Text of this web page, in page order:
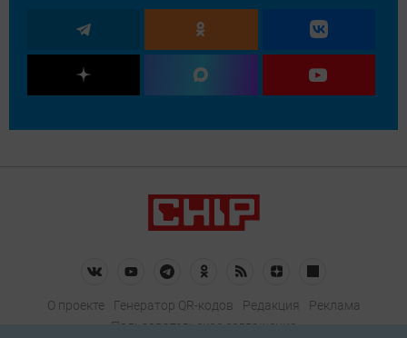
О проекте Генератор QR-кодов Редакция
Реклама
Пользовательское соглашение